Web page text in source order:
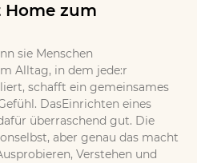
Home zum
sie Menschen
Alltag, in dem jede:r
schafft ein gemeinsames
DasEinrichten eines
überraschend gut. Die
aber genau das macht
Verstehen und